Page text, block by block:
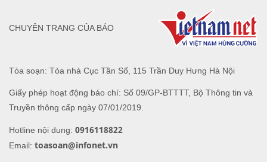
Tòa soạn: Tòa nhà Cục Tần Số, 115 Trần Duy Hưng Hà Nội
Giấy phép hoạt động báo chí: Số 09/GP-BTTTT, Bộ Thông tin và
Truyền thông cấp ngày 07/01/2019.
Hotline nội dung: 0916118822
Email: toasoan@infonet.vn
CHUYÊN TRANG CỦA BÁO